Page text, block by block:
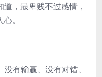
，最卑贱不过感情，
。
有输赢、没有对错、